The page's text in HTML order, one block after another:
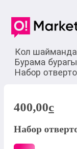
Кол
Бурама
Набор
400,00c
Набор